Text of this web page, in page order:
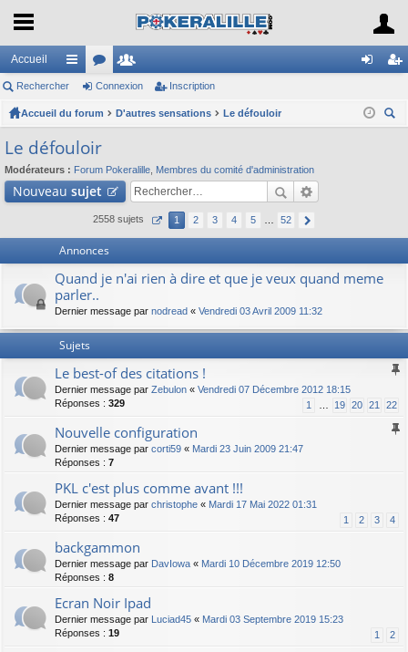
Accueil
ac
co
ci
s
or
u
m
s
e
m
es
ne cri
Rechercher Connexion Inscription
Accueil du forum D'autres sensations
Le défouloir
Le défouloir
Modérateurs : Forum Pokeralille Membres du comité d'administration
Nouveau sujet
2558 sujets 1 2 3 4 5 52
Annonces
Quand je n'ai rien à dire et que je veux quand meme
parler..
Dernier message par nodread « Vendredi 03 Avril 2009 11:32
Sujets
Le best-of des citations !
Dernier message par Zebulon « Vendredi 07 Décembre 2012 18:15
Réponses : 329 1 19 20 21 22
Nouvelle configuration
Dernier message par corti59 « Mardi 23 Juin 2009 21:47
Réponses : 7
PKL c'est plus comme avant !!!
Dernier message par christophe « Mardi 17 Mai 2022 01:31
Réponses : 47 1 2 3 4
backgammon
Dernier message par DavIowa « Mardi 10 Décembre 2019 12:50
Réponses : 8
Ecran Noir Ipad
Dernier message par Luciad45 « Mardi 03 Septembre 2019 15:23
Réponses : 19 1 2